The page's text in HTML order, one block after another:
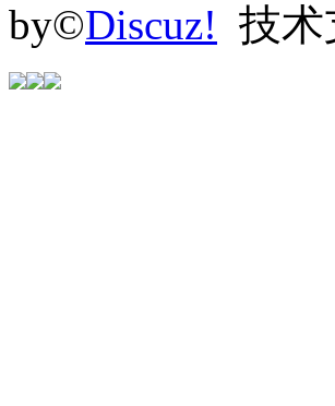
by©Discuz! 技术